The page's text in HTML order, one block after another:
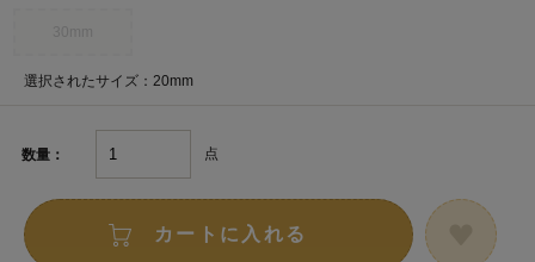
選択されたサイズ：20mm
数量： 点
カートに入れる